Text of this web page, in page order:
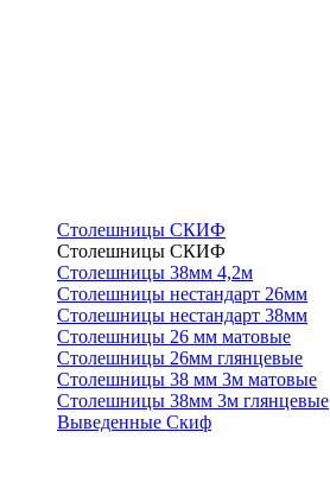
Столешницы СКИФ
Столешницы СКИФ
Столешницы 38мм 4,2м
Столешницы нестандарт 26мм
Столешницы нестандарт 38мм
Столешницы 26 мм матовые
Столешницы 26мм глянцевые
Столешницы 38 мм 3м матовые
Столешницы 38мм 3м глянцевые
Выведенные Скиф